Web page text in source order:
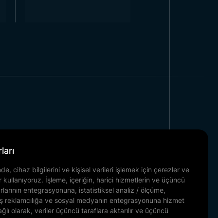
kullanılmaktadır. Özellikle
verilen bir mesajdır.
Trend Bayrak
Toptan bayrak
ürünler sunar. Bayrak
renklere sahip olmasını
sunar. Azerbaycan
sipariş edilebilir. Özel
her türlü kullanım için
müşteriler için en güvenilir
Haber & Blog
İletişim
Belgelerimiz
cihaz bilgilerini ve kişisel verileri işlemek için çerezler ve
kullanıyoruz. İşleme, içeriğin, harici hizmetlerin ve üçüncü
entegrasyonuna, istatistiksel analiz / ölçüme,
reklamcılığa ve sosyal medyanın entegrasyonuna hizmet
olarak, veriler üçüncü taraflara aktarılır ve üçüncü